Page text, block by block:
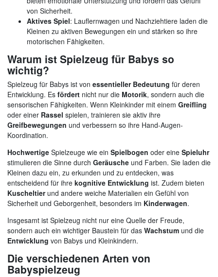
von Sicherheit.
Aktives Spiel: Lauflernwagen und Nachziehtiere laden die
Kleinen zu aktiven Bewegungen ein und stärken so ihre
motorischen Fähigkeiten.
Warum ist Spielzeug für Babys so
wichtig?
Spielzeug für Babys ist von essentieller Bedeutung für deren
Entwicklung. Es fördert nicht nur die Motorik, sondern auch die
sensorischen Fähigkeiten. Wenn Kleinkinder mit einem Greifling
oder einer Rassel spielen, trainieren sie aktiv ihre
Greifbewegungen und verbessern so ihre Hand-Augen-
Koordination.
Hochwertige Spielzeuge wie ein Spielbogen oder eine Spieluhr
stimulieren die Sinne durch Geräusche und Farben. Sie laden die
Kleinen dazu ein, zu erkunden und zu entdecken, was
entscheidend für ihre kognitive Entwicklung ist. Zudem bieten
Kuscheltierund andere weiche Materialien ein Gefühl von
Sicherheit und Geborgenheit, besonders im Kinderwagen.
Insgesamt ist Spielzeug nicht nur eine Quelle der Freude,
sondern auch ein wichtiger Baustein für das Wachstum und die
Entwicklung von Babys und Kleinkindern.
Die verschiedenen Arten von
Babyspielzeug